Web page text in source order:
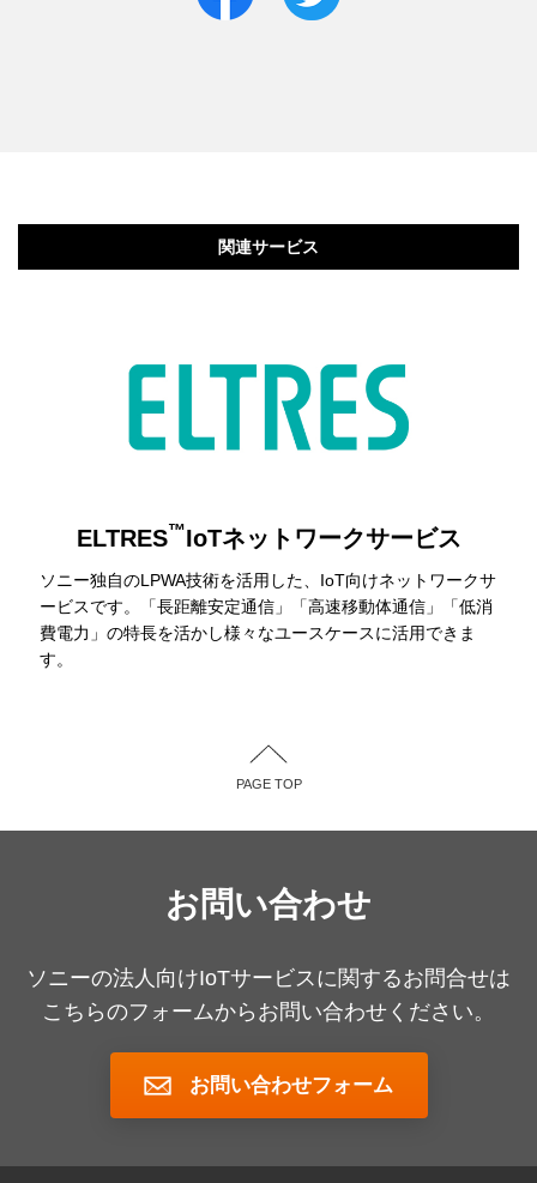
関連サービス
ELTRES™IoTネットワークサービス
ソニー独自のLPWA技術を活用した、IoT向けネットワークサ
ービスです。「長距離安定通信」「高速移動体通信」「低消
費電力」の特長を活かし様々なユースケースに活用できま
す。
PAGE TOP
お問い合わせ
ソニーの法人向けIoTサービスに関するお問合せは
こちらのフォームからお問い合わせください。
お問い合わせフォーム